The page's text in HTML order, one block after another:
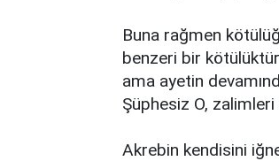
Buna rağmen
benzeri bir
ama ayetin
Şüphesiz O,
Akrebin kendisini